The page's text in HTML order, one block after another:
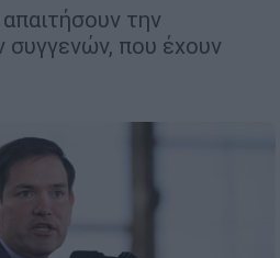
την
που έχουν